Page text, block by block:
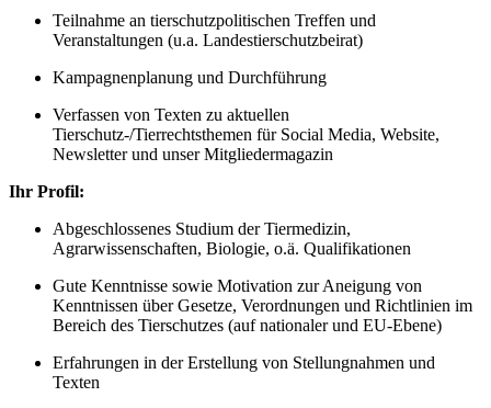
Teilnahme an tierschutzpolitischen Treffen und
Veranstaltungen (u.a. Landestierschutzbeirat)
Kampagnenplanung und Durchführung
Verfassen von Texten zu aktuellen
Tierschutz-/Tierrechtsthemen für Social Media, Website,
Newsletter und unser Mitgliedermagazin
Ihr Profil:
Abgeschlossenes Studium der Tiermedizin,
Agrarwissenschaften, Biologie, o.ä. Qualifikationen
Gute Kenntnisse sowie Motivation zur Aneigung von
Kenntnissen über Gesetze, Verordnungen und Richtlinien im
Bereich des Tierschutzes (auf nationaler und EU-Ebene)
Erfahrungen in der Erstellung von Stellungnahmen und
Texten